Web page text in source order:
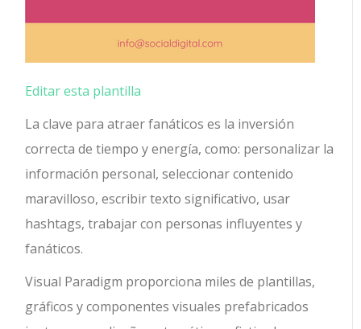
Editar esta plantilla
La clave para atraer fanáticos es la inversión
correcta de tiempo y energía, como: personalizar la
información personal, seleccionar contenido
maravilloso, escribir texto significativo, usar
hashtags, trabajar con personas influyentes y
fanáticos.
Visual Paradigm proporciona miles de plantillas,
gráficos y componentes visuales prefabricados